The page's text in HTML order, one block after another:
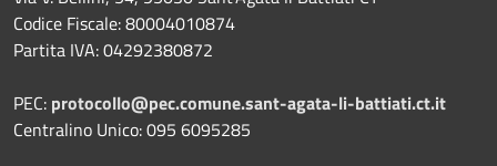
Codice Fiscale: 80004010874
Partita IVA: 04292380872
PEC: protocollo@pec.comune.sant-agata-li-battiati.ct.it
Centralino Unico: 095 6095285